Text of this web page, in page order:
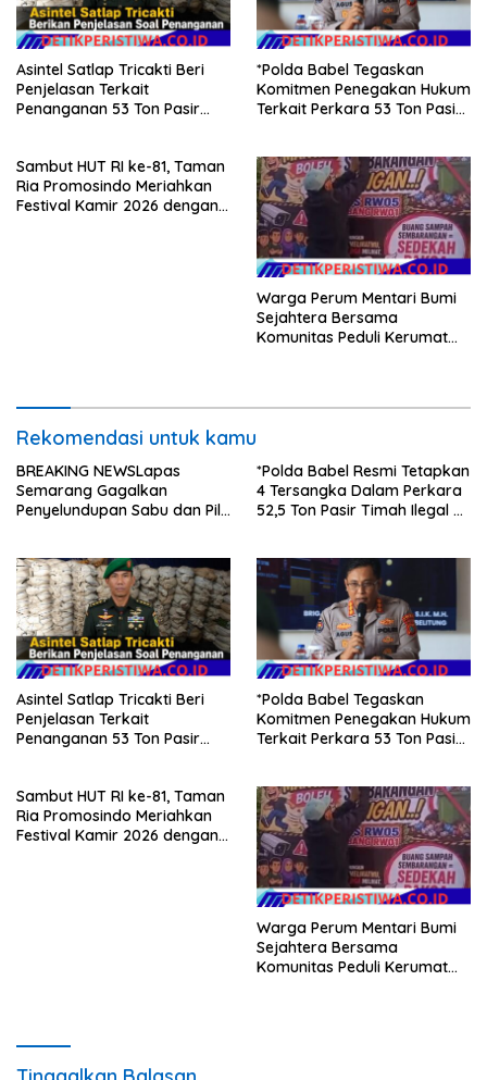
Asintel Satlap Tricakti Beri
Penjelasan Terkait
Penanganan 53 Ton Pasir
*Polda Babel Tegaskan
Komitmen Penegakan Hukum
Terkait Perkara 53 Ton Pasir
Sambut HUT RI ke-81, Taman
Ria Promosindo Meriahkan
Festival Kamir 2026 dengan
Warga Perum Mentari Bumi
Sejahtera Bersama
Komunitas Peduli Kerumat
Rekomendasi untuk kamu
BREAKING NEWSLapas
Semarang Gagalkan
Penyelundupan Sabu dan Pil
Beri Dukungan Penuh
*Polda Babel Resmi Tetapkan
4 Tersangka Dalam Perkara
52,5 Ton Pasir Timah Ilegal Di
Asintel Satlap Tricakti Beri
Penjelasan Terkait
Penanganan 53 Ton Pasir
*Polda Babel Tegaskan
Komitmen Penegakan Hukum
Terkait Perkara 53 Ton Pasir
Sambut HUT RI ke-81, Taman
Ria Promosindo Meriahkan
Festival Kamir 2026 dengan
Warga Perum Mentari Bumi
Sejahtera Bersama
Komunitas Peduli Kerumat